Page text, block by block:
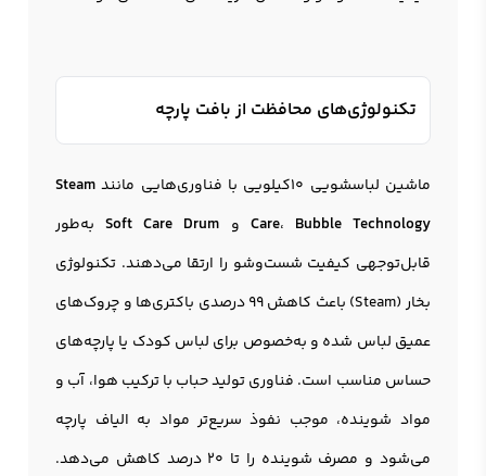
تکنولوژی‌های محافظت از بافت پارچه
ماشین لباسشویی 10کیلویی با فناوری‌هایی مانند
Steam
Care، Bubble Technology و Soft Care Drumبه‌طور
قابل‌توجهی کیفیت شست‌وشو را ارتقا می‌دهند. تکنولوژی
بخار (Steam) باعث کاهش ۹۹ درصدی باکتری‌ها و چروک‌های
عمیق لباس شده و به‌خصوص برای لباس کودک یا پارچه‌های
حساس مناسب است. فناوری تولید حباب با ترکیب هوا، آب و
مواد شوینده، موجب نفوذ سریع‌تر مواد به الیاف پارچه
می‌شود و مصرف شوینده را تا ۲۰ درصد کاهش می‌دهد.